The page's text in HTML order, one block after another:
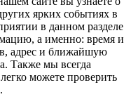
ярких событиях в
в данном разделе
а именно: время и
адрес и ближайшую
Также мы всегда
можете проверить